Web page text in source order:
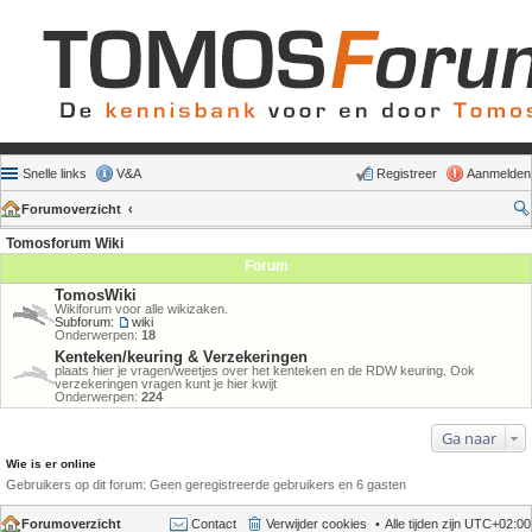
Snelle links V&A Aanmelden
Registreer
Forumoverzicht
Tomosforum Wiki
Forum
TomosWiki
Wikiforum voor alle wikizaken.
Subforum:
wiki
Onderwerpen: 18
Kenteken/keuring & Verzekeringen
plaats hier je vragen/weetjes over het kenteken en de RDW keuring. Ook
verzekeringen vragen kunt je hier kwijt
Onderwerpen: 224
Ga naar
Wie is er online
Gebruikers op dit forum: Geen geregistreerde gebruikers en 6 gasten
Forumoverzicht Alle tijden zijn UTC+02:00
Verwijder cookies
Contact